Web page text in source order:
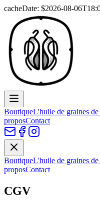
cacheDate: $2026-08-
BoutiqueL'huile de graines
proposContact
BoutiqueL'huile de graines
proposContact
CGV